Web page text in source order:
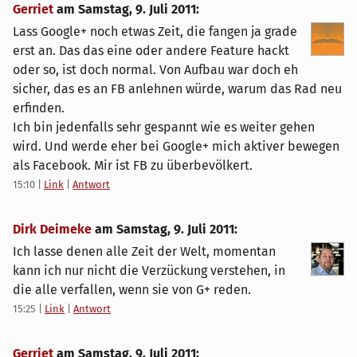
Gerriet am Samstag, 9. Juli 2011:
Lass Google+ noch etwas Zeit, die fangen ja grade
erst an. Das das eine oder andere Feature hackt
oder so, ist doch normal. Von Aufbau war doch eh
sicher, das es an FB anlehnen würde, warum das Rad neu
erfinden.
Ich bin jedenfalls sehr gespannt wie es weiter gehen
wird. Und werde eher bei Google+ mich aktiver bewegen
als Facebook. Mir ist FB zu überbevölkert.
15:10 Link Antwort
Dirk Deimeke am Samstag, 9. Juli 2011:
Ich lasse denen alle Zeit der Welt, momentan
kann ich nur nicht die Verzückung verstehen, in
die alle verfallen, wenn sie von G+ reden.
15:25 Link Antwort
Gerriet am Samstag, 9. Juli 2011: